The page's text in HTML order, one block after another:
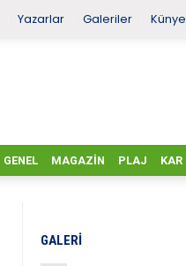
Yazarlar Galeriler Künye
GENEL MAGAZIN PLAJ KAR
GALERI